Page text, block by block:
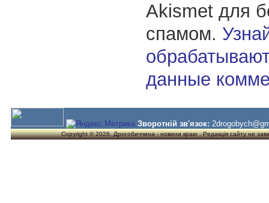
Akismet для
спамом.
данные
Зворотній зв'язок:
Copyright © 2026. Дрогобиччина - новини краю . Редакція сайту не